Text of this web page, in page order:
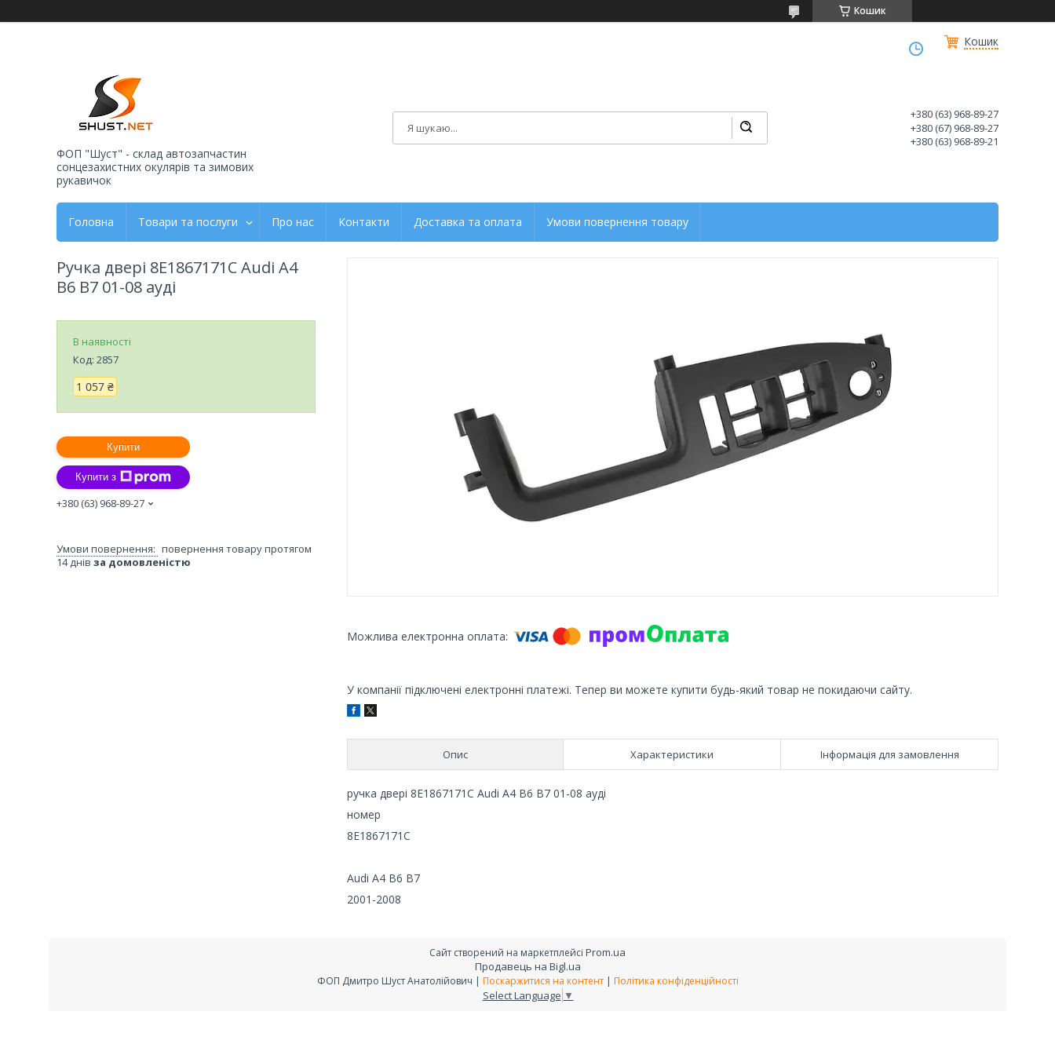
Кошик
Кошик
ФОП "Шуст" - склад автозапчастин
сонцезахистних окулярів та зимових
рукавичок
+380 (63) 968-89-27
+380 (67) 968-89-27
+380 (63) 968-89-21
Головна Товари та послуги Про нас Контакти Доставка та оплата Умови повернення товару
У компанії підключені електронні платежі. Тепер ви можете купити будь-який товар не покидаючи сайту.
Опис Характеристики Інформація для замовлення
ручка двері 8E1867171C Audi A4 B6 B7 01-08 ауді
номер
8E1867171C
Audi A4 B6 B7
2001-2008
Ручка двері 8E1867171C Audi A4
B6 B7 01-08 ауді
В наявності
Код: 2857
1 057 ₴
Купити
Купити з
+380 (63) 968-89-27
повернення товару протягом
14 днів за домовленістю
Сайт створений на маркетплейсі Prom.ua
Продавець на Bigl.ua
ФОП Дмитро Шуст Анатолійович | Поскаржитися на контент | Політика конфіденційності
Select Language ▼